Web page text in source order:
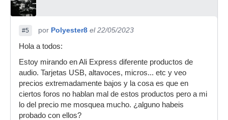
#5 por Polyester8 el 22/05/2023
Hola a todos:
Estoy mirando en Ali Express diferente productos de
audio. Tarjetas USB, altavoces, micros... etc y veo
precios extremadamente bajos y la cosa es que en
ciertos foros no hablan mal de estos productos pero a mi
lo del precio me mosquea mucho. ¿alguno habeis
probado con ellos?